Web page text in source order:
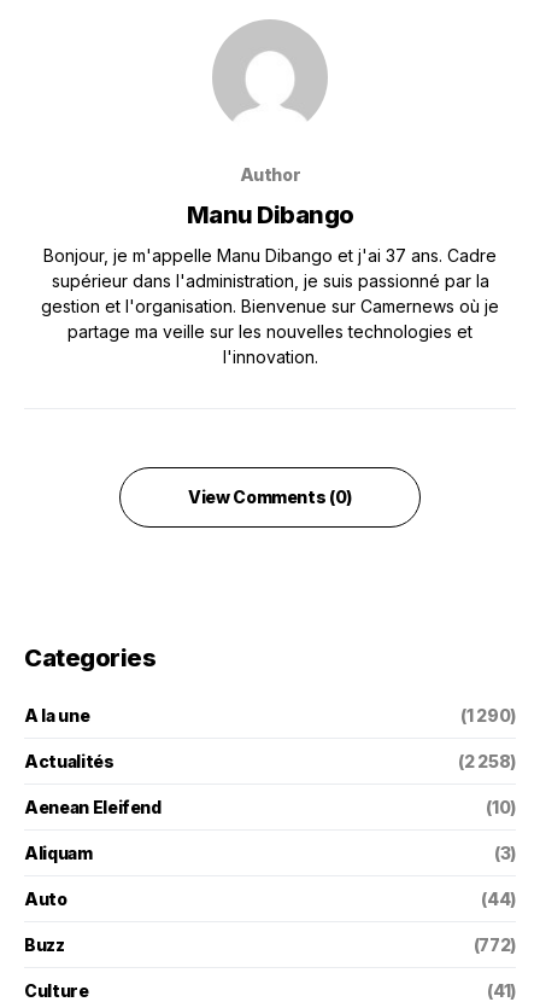
Author
Manu Dibango
Bonjour, je m'appelle Manu Dibango et j'ai 37 ans. Cadre
supérieur dans l'administration, je suis passionné par la
gestion et l'organisation. Bienvenue sur Camernews où je
partage ma veille sur les nouvelles technologies et
l'innovation.
View Comments (0)
Categories
A la une (1 290)
Actualités (2 258)
Aenean Eleifend (10)
Aliquam (3)
Auto (44)
Buzz (772)
Culture (41)